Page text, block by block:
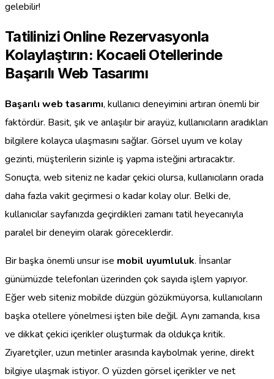
gelebilir!
Tatilinizi Online Rezervasyonla
Kolaylaştırın: Kocaeli Otellerinde
Başarılı Web Tasarımı
Başarılı web tasarımı, kullanıcı deneyimini artıran önemli bir
faktördür. Basit, şık ve anlaşılır bir arayüz, kullanıcıların aradıkları
bilgilere kolayca ulaşmasını sağlar. Görsel uyum ve kolay
gezinti, müşterilerin sizinle iş yapma isteğini artıracaktır.
Sonuçta, web siteniz ne kadar çekici olursa, kullanıcıların orada
daha fazla vakit geçirmesi o kadar kolay olur. Belki de,
kullanıcılar sayfanızda geçirdikleri zamanı tatil heyecanıyla
paralel bir deneyim olarak göreceklerdir.
Bir başka önemli unsur ise mobil uyumluluk. İnsanlar
günümüzde telefonları üzerinden çok sayıda işlem yapıyor.
Eğer web siteniz mobilde düzgün gözükmüyorsa, kullanıcıların
başka otellere yönelmesi işten bile değil. Aynı zamanda, kısa
ve dikkat çekici içerikler oluşturmak da oldukça kritik.
Ziyaretçiler, uzun metinler arasında kaybolmak yerine, direkt
bilgiye ulaşmak istiyor. O yüzden görsel içerikler ve net